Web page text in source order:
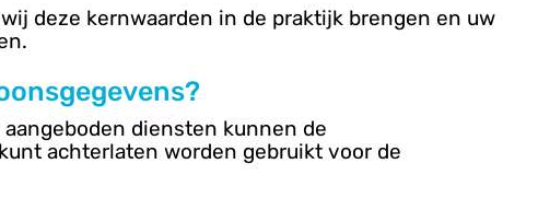
deze kernwaarden in de praktijk brengen en uw
diensten kunnen de
achterlaten worden gebruikt voor de